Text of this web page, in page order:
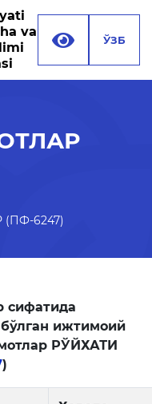
va
ЎЗБ
6247)
сифатида
ижтимоий
РЎЙХАТИ
)